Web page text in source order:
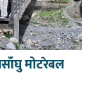
मोटरेबल